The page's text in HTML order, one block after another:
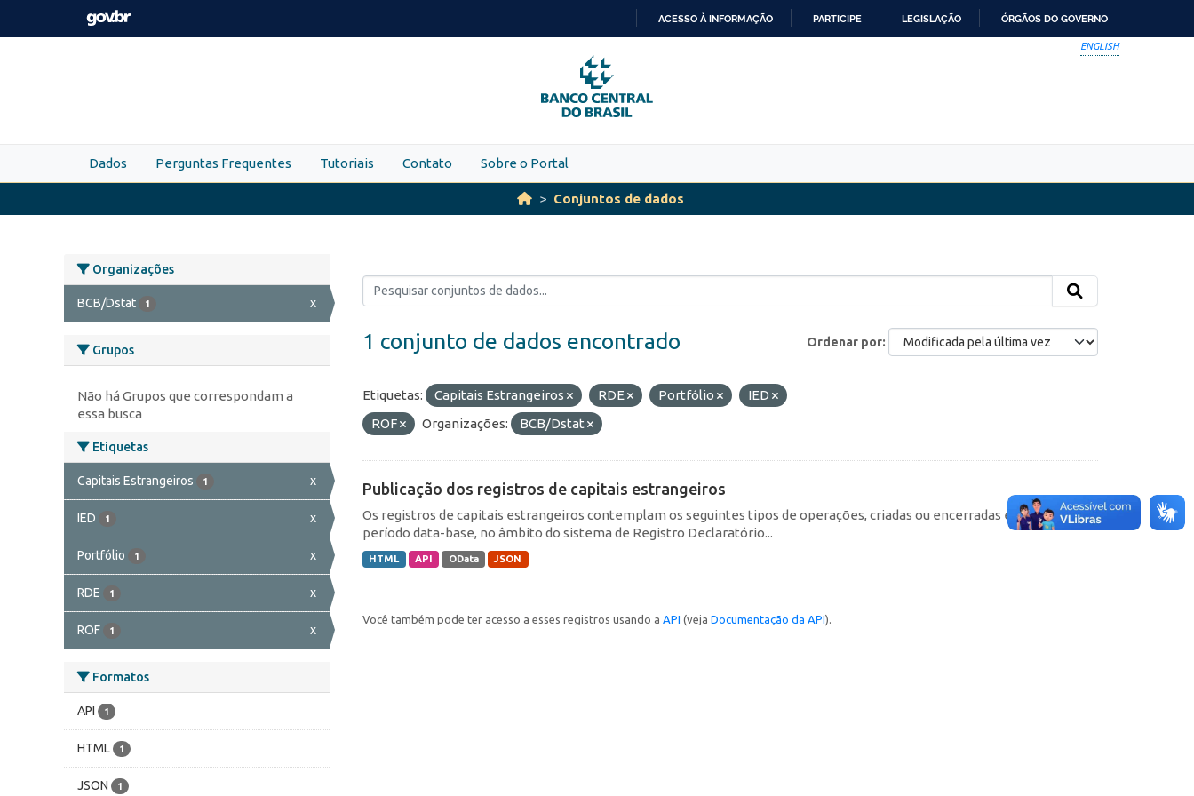
Skip to main content
PARA
O
CONTEÚDO
ACESSO À INFORMAÇÃO PARTICIPE LEGISLAÇÃO ÓRGÃOS DO GOVERNO
ENGLISH
Dados Perguntas Frequentes Tutoriais Contato Sobre o Portal
Conjuntos de dados
Organizações
BCB/Dstat 1 x
Grupos
Não há Grupos que correspondam a
essa busca
Etiquetas
Capitais Estrangeiros 1 x
IED 1 x
Portfólio 1 x
RDE 1 x
ROF 1 x
Formatos
API 1
HTML 1
JSON 1
Ordenar por
1 conjunto de dados encontrado
Etiquetas: Capitais Estrangeiros RDE Portfólio
IED
ROF
Organizações: BCB/Dstat
Publicação dos registros de capitais estrangeiros
Os registros de capitais estrangeiros contemplam os seguintes tipos de operações, criadas ou encerradas em cada
período data-base, no âmbito do sistema de Registro Declaratório...
HTML API OData JSON
Você também pode ter acesso a esses registros usando a API (veja Documentação da API).